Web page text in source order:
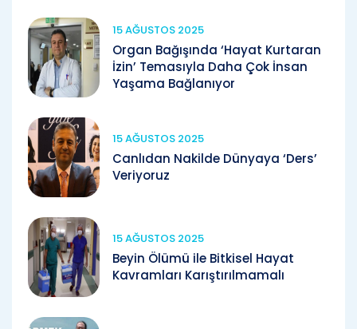
15 AĞUSTOS 2025
Organ Bağışında ‘Hayat Kurtaran
İzin’ Temasıyla Daha Çok İnsan
Yaşama Bağlanıyor
15 AĞUSTOS 2025
Canlıdan Nakilde Dünyaya ‘Ders’
Veriyoruz
15 AĞUSTOS 2025
Beyin Ölümü ile Bitkisel Hayat
Kavramları Karıştırılmamalı